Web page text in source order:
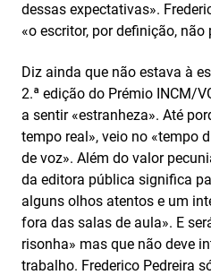
dessas expectativas».
«o escritor, por definição,
Diz ainda que não estava à
2.ª edição do Prémio INCM/
a sentir «estranheza». Até
tempo real», veio no «tempo
de voz». Além do valor
da editora pública significa
alguns olhos atentos e um
fora das salas de aula». E
risonha» mas que não deve
trabalho. Frederico Pedreira